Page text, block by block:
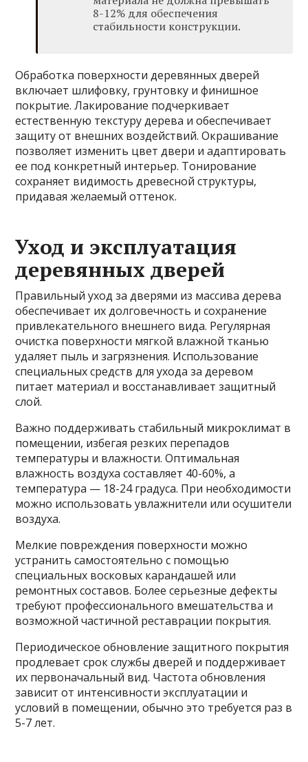
8-12% для обеспечения
стабильности конструкции.
Обработка поверхности деревянных дверей
включает шлифовку, грунтовку и финишное
покрытие. Лакирование подчеркивает
естественную текстуру дерева и обеспечивает
защиту от внешних воздействий. Окрашивание
позволяет изменить цвет двери и адаптировать
ее под конкретный интерьер. Тонирование
сохраняет видимость древесной структуры,
придавая желаемый оттенок.
Уход и эксплуатация
деревянных дверей
Правильный уход за дверями из массива дерева
обеспечивает их долговечность и сохранение
привлекательного внешнего вида. Регулярная
очистка поверхности мягкой влажной тканью
удаляет пыль и загрязнения. Использование
специальных средств для ухода за деревом
питает материал и восстанавливает защитный
слой.
Важно поддерживать стабильный микроклимат в
помещении, избегая резких перепадов
температуры и влажности. Оптимальная
влажность воздуха составляет 40-60%, а
температура — 18-24 градуса. При необходимости
можно использовать увлажнители или осушители
воздуха.
Мелкие повреждения поверхности можно
устранить самостоятельно с помощью
специальных восковых карандашей или
ремонтных составов. Более серьезные дефекты
требуют профессионального вмешательства и
возможной частичной реставрации покрытия.
Периодическое обновление защитного покрытия
продлевает срок службы дверей и поддерживает
их первоначальный вид. Частота обновления
зависит от интенсивности эксплуатации и
условий в помещении, обычно это требуется раз в
5-7 лет.